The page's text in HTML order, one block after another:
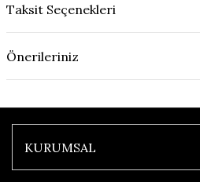
Taksit Seçenekleri
Önerileriniz
KURUMSAL